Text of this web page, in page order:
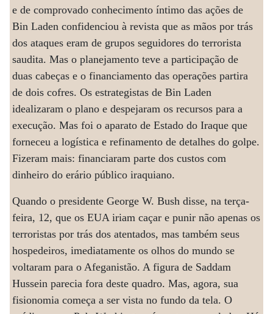
e de comprovado conhecimento íntimo das ações de
Bin Laden confidenciou à revista que as mãos por trás
dos ataques eram de grupos seguidores do terrorista
saudita. Mas o planejamento teve a participação de
duas cabeças e o financiamento das operações partira
de dois cofres. Os estrategistas de Bin Laden
idealizaram o plano e despejaram os recursos para a
execução. Mas foi o aparato de Estado do Iraque que
forneceu a logística e refinamento de detalhes do golpe.
Fizeram mais: financiaram parte dos custos com
dinheiro do erário público iraquiano.
Quando o presidente George W. Bush disse, na terça-
feira, 12, que os EUA iriam caçar e punir não apenas os
terroristas por trás dos atentados, mas também seus
hospedeiros, imediatamente os olhos do mundo se
voltaram para o Afeganistão. A figura de Saddam
Hussein parecia fora deste quadro. Mas, agora, sua
fisionomia começa a ser vista no fundo da tela. O